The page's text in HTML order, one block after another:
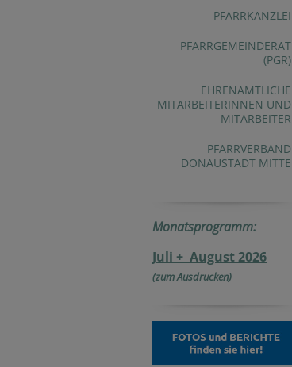
PFARRKANZLEI
PFARRGEMEINDERAT
(PGR)
EHRENAMTLICHE
MITARBEITERINNEN UND
MITARBEITER
PFARRVERBAND
DONAUSTADT MITTE
Monatsprogramm:
Juli + August 2026
(zum Ausdrucken)